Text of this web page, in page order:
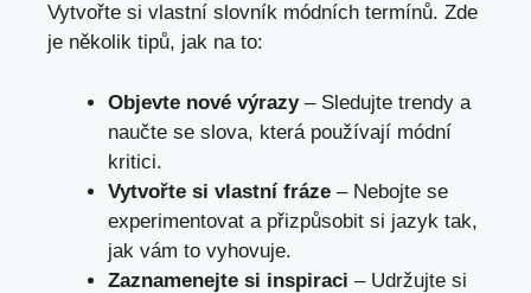
Vytvořte si vlastní slovník módních termínů. Zde
je několik tipů, jak na to:
Objevte nové výrazy– Sledujte trendy a
naučte se slova, která používají módní
kritici.
Vytvořte si vlastní fráze – Nebojte se
experimentovat a přizpůsobit si jazyk tak,
jak vám to vyhovuje.
Zaznamenejte si inspiraci – Udržujte si